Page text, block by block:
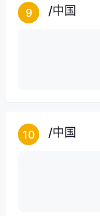
9 /中国
10 /中国